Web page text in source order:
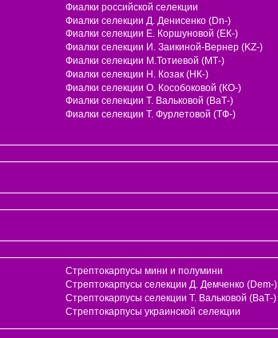
Фиалки российской селекции
Фиалки селекции Д. Денисенко (Dn-)
Фиалки селекции Е. Коршуновой (ЕК-)
Фиалки селекции И. Заикиной-Вернер (KZ-)
Фиалки селекции М.Тотиевой (МТ-)
Фиалки селекции Н. Козак (НК-)
Фиалки селекции О. Кособоковой (КО-)
Фиалки селекции Т. Вальковой (ВаТ-)
Фиалки селекции Т. Фурлетовой (ТФ-)
Стрептокарпусы мини и полумини
Стрептокарпусы селекции Д. Демченко (Dem-)
Стрептокарпусы селекции Т. Вальковой (ВаТ-)
Стрептокарпусы украинской селекции